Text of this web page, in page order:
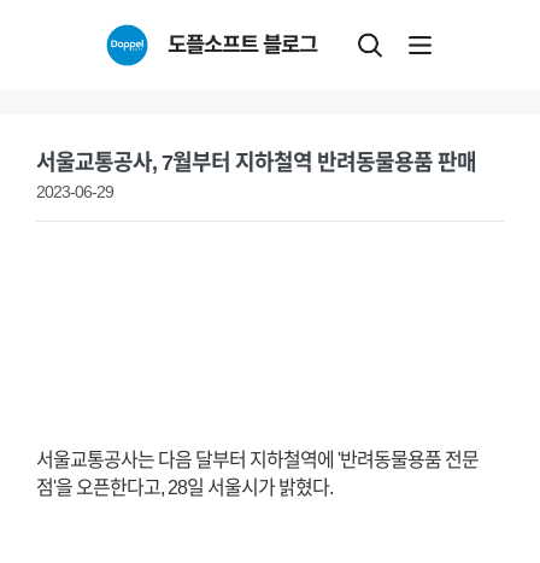
도플소프트 블로그
서울교통공사, 7월부터 지하철역 반려동물용품 판매
2023-06-29
서울교통공사는 다음 달부터 지하철역에 '반려동물용품 전문
점'을 오픈한다고, 28일 서울시가 밝혔다.